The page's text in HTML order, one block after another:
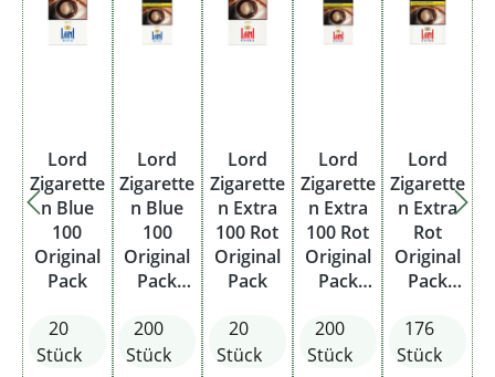
Lord
Zigarette
n Blue
100
Original
Pack
20
Stück
Lord
Zigarette
n Blue
100
Original
Pack
200
Stück
Lord
Zigarette
n Extra
100 Rot
Original
Pack
20
Stück
Lord
Zigarette
n Extra
100 Rot
Original
Pack
200
Stück
Lord
Zigarette
n Extra
Rot
Original
Pack
176
Stück